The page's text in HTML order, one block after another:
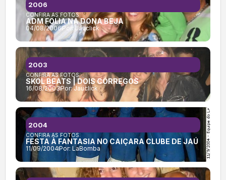
CONFIRA AS FOTOS:
ADM FOLIA NA DONA BEJA
04/08/2006Por: Jauclick
2006
CONFIRA AS FOTOS:
SKOL BEATS | DOIS CÓRREGOS
16/08/2003Por:Jauclick
2003
CONFIRA AS FOTOS:
FESTA À FANTASIA NO CAIÇARA CLUBE DE JAÚ
11/09/2004Por: LaBomba
2004